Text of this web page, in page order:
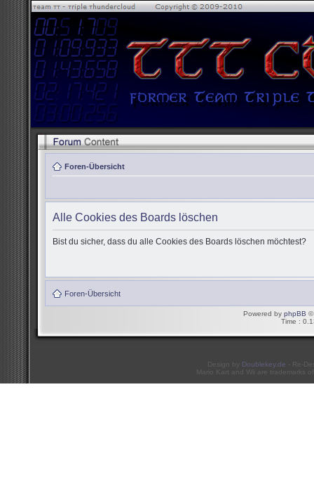
Foren-Übersicht
Alle Cookies des Boards löschen
Bist du sicher, dass du alle Cookies des Boards löschen möchtest?
Foren-Übersicht
Powered by phpBB ©
Time :
Design by Doublekey.de - Re-
Mario Kart and Wii are trademarks